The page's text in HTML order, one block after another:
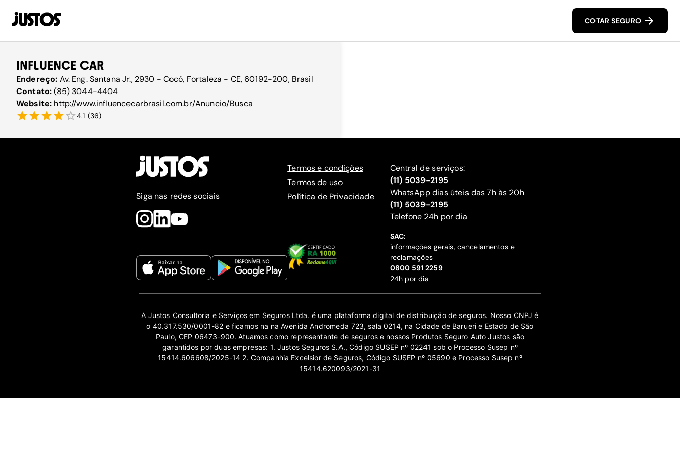
COTAR SEGURO
INFLUENCE CAR
Endereço: Av. Eng. Santana Jr., 2930 - Cocó, Fortaleza - CE, 60192-200, Brasil
Contato:(85) 3044-4404
Website: http://www.influencecarbrasil.com.br/Anuncio/Busca
4.1 (36)
Siga nas redes sociais
Termos e condições
Termos de uso
Política de Privacidade
Central de serviços:
(11) 5039-2195
WhatsApp dias úteis das 7h às 20h
(11) 5039-2195
‍Telefone 24h por dia
SAC:
informações gerais, cancelamentos e
reclamações
‍0800 591 2259
24h por dia
A Justos Consultoria e Serviços em Seguros Ltda. é uma plataforma digital de distribuição de seguros. Nosso CNPJ é
o 40.317.530/0001-82 e ficamos na na Avenida Andromeda 723, sala 0214, na Cidade de Barueri e Estado de São
Paulo, CEP 06473-900. Atuamos como representante de seguros e nossos Produtos Seguro Auto Justos são
garantidos por duas empresas: 1. Justos Seguros S.A., Código SUSEP nº 02241 sob o Processo Susep nº
15414.606608/2025-14 2. Companhia Excelsior de Seguros, Código SUSEP nº 05690 e Processo Susep nº
15414.620093/2021-31